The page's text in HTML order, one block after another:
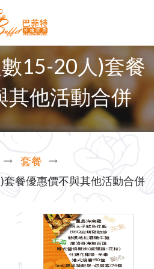
15-20人)套餐
其他活動合併
套餐
餐優惠價不與其他活動合併